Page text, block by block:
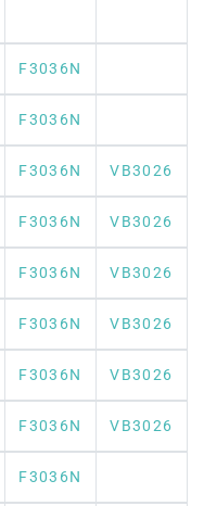
F3036N
F3036N
F3036N VB3026
F3036N VB3026
F3036N VB3026
F3036N VB3026
F3036N VB3026
F3036N VB3026
F3036N